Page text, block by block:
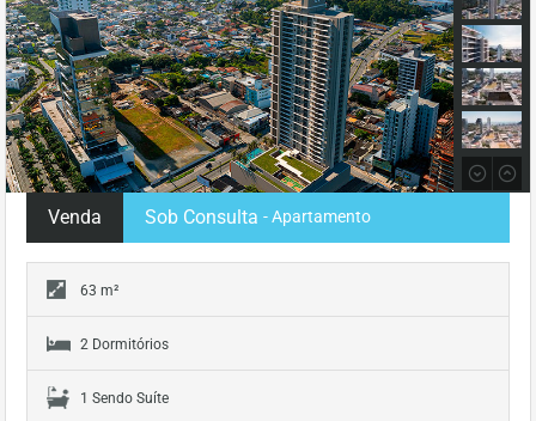
Venda Sob Consulta - Apartamento
63 m²
2 Dormitórios
1 Sendo Suíte